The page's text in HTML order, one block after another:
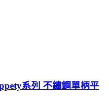
系列 不鏽鋼單柄平